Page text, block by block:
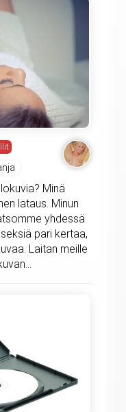
Minä
lataus. Minun
yhdessä
pari kertaa,
Laitan meille